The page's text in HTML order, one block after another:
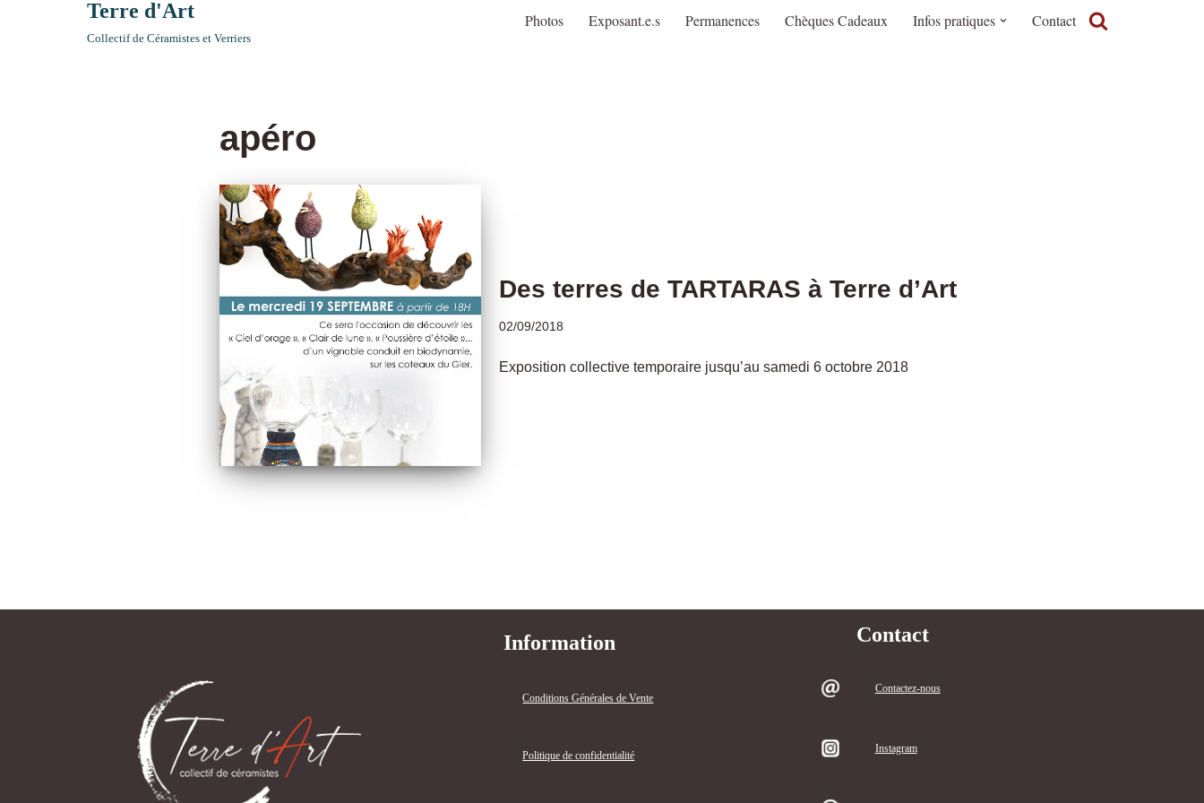
Terre d'Art
Collectif de Céramistes et Verriers
Photos Exposant.e.s Permanences Chèques Cadeaux Infos pratiques Contact
apéro
Des terres de TARTARAS à Terre d’Art
02/09/2018
Exposition collective temporaire jusqu’au samedi 6 octobre 2018
Information
Conditions Générales de Vente
Politique de confidentialité
Contact
Contactez-nous
Instagram